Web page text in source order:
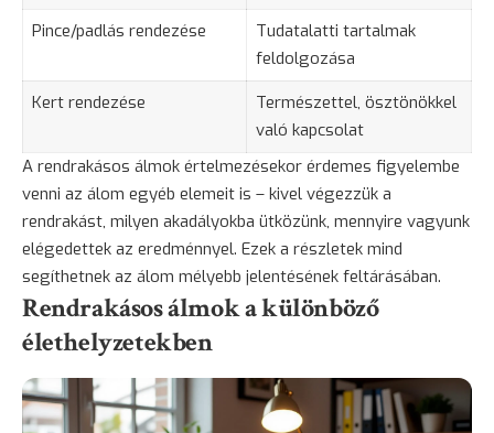
Pince/padlás rendezése
Tudatalatti tartalmak
feldolgozása
Kert rendezése
Természettel, ösztönökkel
való kapcsolat
A rendrakásos álmok értelmezésekor érdemes figyelembe
venni az álom egyéb elemeit is – kivel végezzük a
rendrakást, milyen akadályokba ütközünk, mennyire vagyunk
elégedettek az eredménnyel. Ezek a részletek mind
segíthetnek az álom mélyebb jelentésének feltárásában.
Rendrakásos álmok a különböző
élethelyzetekben